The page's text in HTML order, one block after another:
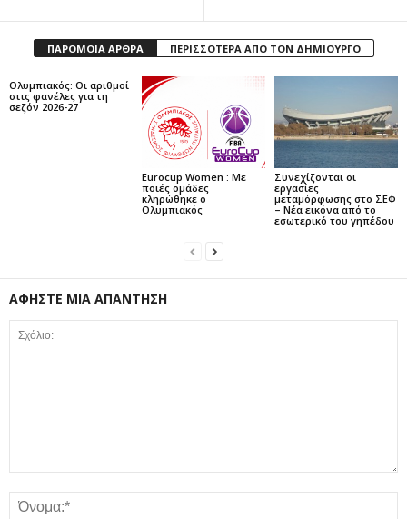
ΠΑΡΟΜΟΙΑ ΑΡΘΡΑ ΠΕΡΙΣΣΟΤΕΡΑ ΑΠΟ ΤΟΝ ΔΗΜΙΟΥΡΓΟ
Ολυμπιακός: Οι αριθμοί
στις φανέλες για τη
σεζόν 2026-27
Eurocup Women : Με
ποιές ομάδες
κληρώθηκε ο
Ολυμπιακός
Συνεχίζονται οι
εργασίες
μεταμόρφωσης στο ΣΕΦ
– Νέα εικόνα από το
εσωτερικό του γηπέδου
ΑΦΗΣΤΕ ΜΙΑ ΑΠΑΝΤΗΣΗ